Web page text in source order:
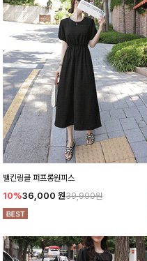
밸킨링클 퍼프롱원피스
10%36,000 원39,900원